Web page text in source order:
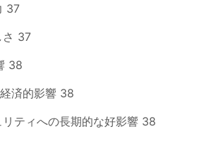
37
さ 37
38
済的影響 38
ティへの長期的な好影響 38